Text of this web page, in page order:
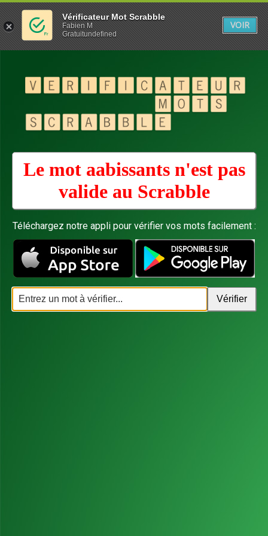
Le mot aabissants n'est pas
valide au Scrabble
Téléchargez notre appli pour vérifier vos mots facilement :
Vérificateur Mot Scrabble
Fabien M
Gratuitundefined
VOIR